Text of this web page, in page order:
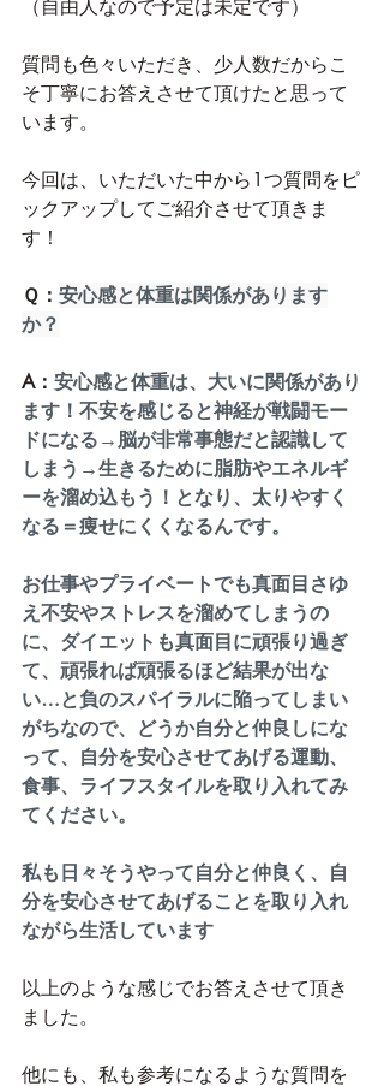
（自由人なので予定は未定です）
質問も色々いただき、少人数だからこ
そ丁寧にお答えさせて頂けたと思って
います。
今回は、いただいた中から1つ質問をピ
ックアップしてご紹介させて頂きま
す！
Ｑ： 安心感と体重は関係があります
か？
A： 安心感と体重は、大いに関係があり
ます！不安を感じると神経が戦闘モー
ドになる→脳が非常事態だと認識して
しまう→生きるために脂肪やエネルギ
ーを溜め込もう！となり、太りやすく
なる＝痩せにくくなるんです。
お仕事やプライベートでも真面目さゆ
え不安やストレスを溜めてしまうの
に、ダイエットも真面目に頑張り過ぎ
て、頑張れば頑張るほど結果が出な
い…と負のスパイラルに陥ってしまい
がちなので、どうか自分と仲良しにな
って、自分を安心させてあげる運動、
食事、ライフスタイルを取り入れてみ
てください。
私も日々そうやって自分と仲良く、自
分を安心させてあげることを取り入れ
ながら生活しています
以上のような感じでお答えさせて頂き
ました。
他にも、私も参考になるような質問を